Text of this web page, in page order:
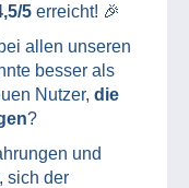
5 erreicht! 🎉
allen unseren
besser als
Nutzer, die
?
und
sich der